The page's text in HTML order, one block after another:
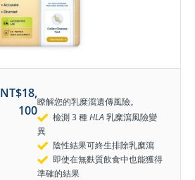
NT$18,
100
瞭解您的乳糜瀉遺傳風險。
檢測 3 種HLA 乳糜瀉風險變
異
陰性結果可終生排除乳糜瀉
即使在無麩質飲食中也能獲得
準確的結果